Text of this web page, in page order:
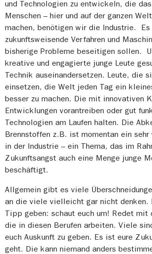
und Technologien zu entwickeln, die
Menschen – hier und auf der ganzen
machen, benötigen wir die Industrie. Es
zukunftsweisende Verfahren und
bisherige Probleme beseitigen sollen.
kreative und engagierte junge Leute
Technik auseinandersetzen. Leute, die
einsetzen, die Welt jeden Tag ein
besser zu machen. Die mit innovativen
Entwicklungen vorantreiben oder gut
Technologien am Laufen halten. Die
Brennstoffen z.B. ist momentan ein
in der Industrie – ein Thema, das im
Zukunftsangst auch eine Menge junge
beschäftigt.
Allgemein gibt es viele
an die viele vielleicht gar nicht denken.
Tipp geben: schaut euch um! Redet mit
die in diesen Berufen arbeiten. Viele
euch Auskunft zu geben. Es ist eure
geht. Die kann niemand anders